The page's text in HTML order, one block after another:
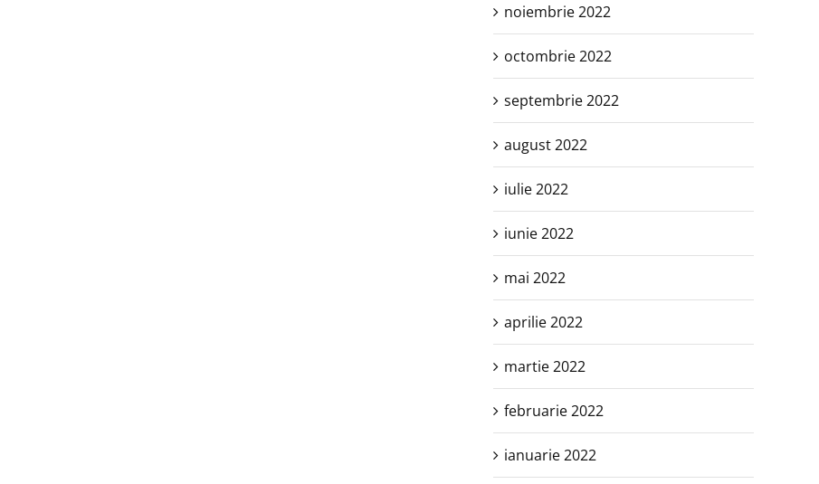
noiembrie 2022
octombrie 2022
septembrie 2022
august 2022
iulie 2022
iunie 2022
mai 2022
aprilie 2022
martie 2022
februarie 2022
ianuarie 2022